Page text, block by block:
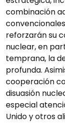
combinación
reforzarán su
nuclear, en
temprana, la
profunda.
cooperación
disuasión
especial
Unido y otros